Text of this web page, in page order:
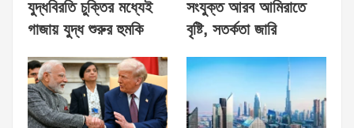
যুদ্ধবিরতি চুক্তির মধ্যেই
গাজায় যুদ্ধ শুরুর হুমকি
সংযুক্ত আরব আমিরাতে
বৃষ্টি, সতর্কতা জারি